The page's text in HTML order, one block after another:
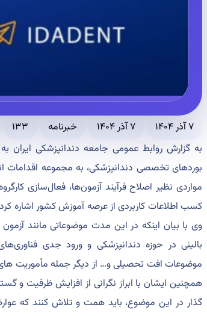
۷ آذر ۱۴۰۴ ۷ آذر ۱۴۰۴ خبرنامه ۱۳۳
به گزارش روابط عمومی جامعه دندانپزشکی ایران
مواردی نظیر اصلاح فرآیند آزمون‌ها، فعال‌سازی
کسب اطلاعات کاربردی از عرصه آموزش کشور اشاره
وی با بیان اینکه در این مدت موضوعاتی مانند
بالینی در حوزه دندانپزشکی و ورود جدی
موضوعات افت تحصیلی و… از دیگر جمله مأموریت
همچنین ایشان با ابراز نگرانی از افزایش ظرفیت و
گذار در این موضوع، باید همت و تلاش کنند که